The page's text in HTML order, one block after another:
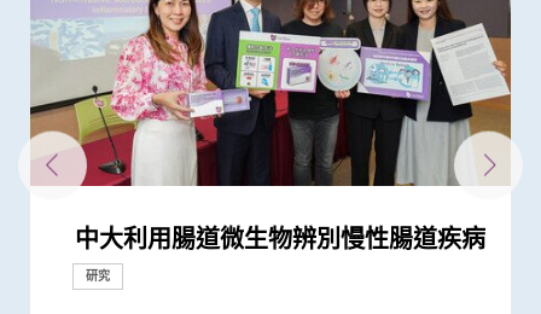
中大利用腸道微生物辨別慢性腸道疾病
研究
中大公布世界首個全球「炎症性腸病」
於本世紀發病率及流行率系統性回顧研
究 發現本港發病率於過去30年急升...
中大夥澳洲專家研究東半球炎症性腸病
獲近年最大研究資助金額 勢揭腸道微
生物群之謎
中大全球首項研究確認新大腸癌高風險
群組
中大研究「腸道微生物移植」治療難辨
梭菌感染 治癒率為傳統抗生素治療的3
倍
香港和澳門的炎症性腸病新增個案高踞
亞太區首三位 中大成立資料庫助市民
增加認知
中大醫學院腸胃科率領全球多國專家制
定臨床指引 以「非入侵性生物標誌
物」篩查大腸癌
四成港人腸道微生態失衡情況與新冠患
者類似 中大研發「微生態免疫力配
方」證有效促進新冠患者康復 有望提...
中大全球首證新冠患者腸道微生態現失
衡狀況 成功研發益生菌配方平衡腸道
微生態 有望增強免疫力
中大研究證實低劑量三環抗抑鬱藥有助
改善難治性胃功能失調
中大研究揭示全球大腸癌發病率有年輕
化趨勢
中大黃秀娟教授獲頒中國工程界最高榮
譽「光華工程科技獎」 成為今屆醫藥
衞生領域唯一香港學者
中大研究揭示嬰兒早期表觀遺傳改變及
腸道微生態 或影響日後腦部發展
中大醫學院推出「琢妍醫學人才培育計
劃」吸納百位頂尖女性人才 善用香港
制度優勢 打造國際女性醫學科研人...
中大首創透過調節腸道菌群 成功紓緩
兒童焦慮及感官過敏症狀
「賽馬會年輕糖尿支援計劃」為逾900
糖尿病年青患者提供連續血糖監測儀
數據顯示有效管控血糖 大幅降低嚴...
與牛津大學十年研究合作 中大開發首
個華人糖尿預後預測模型
中大醫學院長達近20年追蹤研究 揭示
妊娠糖尿及懷孕期血糖上升對孕婦及子
女的長期健康風險
中大研究發現2型糖尿病對香港生產力
及經濟造成重大損失 年輕群組影響尤
為嚴重
中大銀屑病關節炎研究重要突破 成功
修復受損關節骨頭 亦可保護關節結構
預防變形惡化
中大發現調整生活方式的介入治療方案
可減輕近七成愛滋病病毒感染者的代謝
性脂肪肝病情
中大研究揭示未來十年香港每千人將有
一人患上炎症性腸病 醫療負擔飆升至
每年逾四億港元 情況急需正視
中大與加拿大卡爾加里大學領導全球
「炎症性腸病」流行病學研究 建立炎
症性腸病四階段演變模型 預測各地區...
中大研究指出過度清潔消毒增加濕疹等
過敏症風險
中大醫學院開創兒童宏基因組組裝基因
組數據庫（MAGIC） 促進生命早期微
生物群研究
中大研究揭示患妊娠糖尿病孕婦腸道微
生態改變 影響嬰兒早期神經發育
中大利用腸道微生物開發精準工具診斷
自閉症有助及早評估自閉風險 另一先
導臨床研究顯示調節腸道微生態可緩...
中大威院成功以單一導管同時修補二尖
瓣及三尖瓣 治療嚴重心瓣倒流新突破
黃秀娟教授成為全國首位女性醫生科學
家獲選「新基石研究學者」其領導之新
基石科學實驗室將拆解飲食如何影響...
中大醫學院兩學者當選歐洲科學院外籍
院士 成2024年「醫學及獸醫科學」僅
有來自香港的學者
中大利用大數據成功開發機器學習模型
精準預測老年糖尿病患者未來一年罹患
嚴重低血糖的風險
中大醫學院黃秀娟教授成香港首位醫生
科學家獲選為新基石研究員
中大研究顯示類風濕關節炎患者日服5
毫克皮質類固醇 出現心血管疾病的風
險增一倍
新冠疫苗復必泰及科興引發之「T細胞
反應」可有效預防不同新冠病毒變異株
引起的嚴重疾病
中大發現小腸癌在全球及本港發病率明
顯上升 高收入地區發病率較高
中大發現新基因標記可預測糖尿病人患
冠心病風險 凸顯糖尿病精準治療的潛
力
中大研究證實新冠口服藥有效降低院舍
長者五成入院風險及防止病情惡化
中大醫學院大型臨床研究證實口服微膠
囊活菌配方SIM01有效紓緩新冠後遺症
中大醫學院進行亞洲最大型長新冠研究
推算生殖系統徵狀如性功能障礙困擾逾
40萬港人
裘槎醫學科學教授黃秀娟教授就職演
講： 「眾里尋『它』千百度」
中大新技術有效評估愛滋病病毒感染者
的心臟病風險
中大發現年輕糖尿病前期患者患糖尿病
的終生風險高達90% 心血管疾病風險增
近70%
中大「三歲定八十」跨學科研究 拆解
懷孕期腸道微生態如何降低嬰兒患炎症
性腸病風險
中大研究顯示持續服用RASi類藥物可以
降低 2型糖尿病晚期腎病患者出現心腎
併發症的風險
中大全球首證血糖波動不穩的肥胖型糖
尿病患者有較高患癌風險 並證實接受
一類常用降血壓藥物的糖尿病患者患...
中大醫學院獲醫管局支持開展香港首個
大型長新冠研究 協助政府策劃更全面
的長新冠醫療服務
港大及中大醫學院聯合研究發現已接種
疫苗人士 在感染新型冠狀病毒變異株
Omicron後能對不同的新冠病毒變異...
中大醫學院領導國際研究顯示 成人1 型
糖尿病的新症發病率較傳統預期高
中大與輔導教師協會最新調查顯示 本
港學生患「腸易激」情況令人關注 疫
情下壓力上升 籲留意腸胃問題或反映...
中大嶄新技術 以糞便細菌基因偵測大
腸癌及瘜肉復發 靈敏度逾九成
中大醫學院研究指幼兒成為新冠病毒
「隱形傳播者」的風險不容忽視 病毒
載量及帶活性病毒的比例偏高 持續帶...
中大醫學院研究指出優化腸道微生態有
望提升新冠疫苗安全及成效
中大揭腸道微生態失衡為「炎症性腸
病」致病關鍵 團隊獲近1,600萬港元資
助成立全球數據庫 致力遏止全球個案...
中大發現新冠患者的腸道內缺乏可調節
免疫力的益菌 八成新冠患者出現「長
新冠」症狀 腸道微生態失衡成關鍵
中大醫學院聯同全球糖尿病知名專家合
作四年 為《刺針》制定糖尿病多元綜
合策略
中大醫學院發現胰臟癌有全球上升及年
輕化趨勢 女性上升幅度較高
中大研究顯示糖尿病死亡率及併發症發
生率正下降 唯年輕糖尿病患者情況未
見改善
中大證新冠嬰孩患者糞便帶病毒 可成
隱形傳播者 成立新冠病毒檢測中心 致
力為嬰幼兒作糞便檢測
中大研究顯示新冠肺炎患者常見有肝臟
受損問題 建議監測患者肝功能 及早發
現病情惡化
中大醫學院與阿斯利康首度合作糖尿病
腎病研究 制訂全球應對糖尿病腎病新
策略
嬰兒腸道菌群影響一生 中大團隊研
「三歲定八十」之謎
中大醫學院兩名傑出學者 獲裘槎基金
會頒發「裘槎優秀醫學科研者獎2020」
患有多囊卵巢綜合症華人女性的糖尿病
風險是非患病人士的4倍
多元化預防衰老活動有助減低衰老狀況
逾8成「前期衰老」長者逆轉為「非衰
老」
中大為5,000港人免費驗腦 開展人口
基礎研究追蹤本港腦健康狀況
中大發現嚴重睡眠窒息症未經治療患者
手術後較易出現心血管問題 籲手術前
進行睡眠窒息症評估以減風險
中大成立「張金菱治療柏金遜綜合症研
究中心」 跨學科研嶄新方法 減慢柏金
遜病程
中大全球首個「快速眼動睡眠行為障
礙」家庭研究 揭柏金遜病家族遺傳傾
向高達6倍 追蹤初期症狀如便秘 可提...
中大研究發現每6位糖尿病患者有1位出
現腎功能急劇下降
中大研究警示懷孕婦女注意體重增幅
研究
中大研究證實銀屑病關節炎患者炎症綜
合指數持續達標 能降低罹患心血管疾
病風險
陳家亮教授成首位華人獲頒「美國腸胃
科醫學院國際領袖大獎」
中大成立亞洲首間「微生物移植及研究
中心」
中大為本港老化人口制訂標準化認知測
試 及早辨識認知障礙症患者
中大研究發現非酒精性脂肪肝誘發肝癌
的關鍵致癌基因
港韓瑞三地學者聯手研頂尖醫學科技
創新納米技術治療消化道及心血管疾病
中大研究揭乙肝康復者仍存罹患肝癌風
險
中大開展全球首個以「視網膜影像」篩
查華人阿茲海默症研究
中大研究發現心房顫動引致中風個案15
年間上升3倍 宜及早服用抗凝血藥預防
中風
中大研究證實家居診治睡眠窒息症成效
滿意 可處理半數公立醫院成人個案 大
幅縮減八成輪候時間
中大建議所有孕婦作口服葡萄糖耐量測
試 全港兩成孕婦患妊娠糖尿 研究發現
其子女糖尿病風險為同齡兒童3倍
香港中文大學與蘇黎世聯邦理工學院結
盟 共同研發創新醫學科技治腸胃病
中大研究揭示脂肪肝問題不是肥胖人士
獨有
中大公布全球首項「針對亞士匹靈引致
腸道出血」的新發現 停服亞士匹靈可
增加患嚴重心血管疾病及死亡風險逾...
中大教授成為全球首位華人獲頒「世界
中風組織主席中風貢獻獎」 全球首創
「脈磁激法」助中風患者復修腦部功...
中大研究發現每5名糖尿病患者中 1人
因脂肪肝引致嚴重肝纖維化或肝硬化
中大成立周佩芳認知障礙預防研究中心
設立一站式簡易網站提供認知障礙症資
訊
中大成立全球首個華人「早發性認知障
礙症」研究登記冊
中大港大率先應用3D打印技術於複雜
心臟手術
中大與全球30多國專家合作研究 發現
小中風新藥物療法
中大與多國中風專家領導一項全球研究
發現及早評估與治療「小中風」可降低
七成中風風險
中大就七種常見呼吸道病毒進行全港首
個流行病學分析 發現「呼吸道合胞病
毒」及「甲型流感」為兩大致命病毒
中大公布亞洲首項針對肥胖「睡眠窒息
症」患者生活模式研究 證實個人化輔
導療程有效減輕病情
中大篩查發現每三名社區長者就有一人
患腦小血管病 藉世界中風日呼籲及早
預防
中大率先引入「高頻信號檢測」技術以
確定腦部手術範圍 有效提升複雜性腦
癇症手術成效約三成
中大醫學院許樹昌教授於《刺針》發表
評論新沙士文章 強調醫院感染控制措
施對控制疫情極為重要
中大倡議新藥物治療標準逆轉腦血管硬
化
中大最新研究揭示本港每年逾十萬非酒
精性脂肪肝新症
中大研究指朋儕關顧 可減少受情緒困
擾之糖尿患者住院百分比
中大與養和醫院攜手研究 發現抑鬱症
患者出現睡眠行為障礙或是腦退化先兆
中大醫學院成功植入「脈衝產生器」醫
治胃酸倒流
中大提倡結合房顫篩查及藥物教育 助
長者減低中風風險
社區衰老狀況篩查 發現65歲或以上的
社區人口中 過半已踏入前期衰老
中大發現糖尿患者患抑鬱症風險為一般
人的兩倍 倡以一分鐘問卷及早評估糖
尿患者的精神健康狀況
頭頸放射治療增中風風險 中大證實
「頸動脈支架成型術」成效顯著
香港中文大學成立消化疾病研究國家重
點實驗室 提升消化道疾病診治水平
造福人類健康
中大與理大攜手在威院推行24小時遠程
中風溶栓治療服務
中大公布香港慢性腎病透析患者就業研
究並提倡中末期患者接受透析前的早期
教育計劃
中大公布小中風的最新藥物治療方法
研究
中大制訂肝癌風險評估指數 準確預測
乙肝病人的肝癌風險
中文大學與上海交通大學成功發現預測
中國人糖尿病的基因標記
中大率先採用三維心臟超聲波以識别高
風險二尖瓣脱垂患者
中大建議以舒緩性手法護理末期腦退化
症患者的吞嚥困難
中大研究發現攝取過量鹽份會導致高血
壓及增加中風機會
中大展開全港睡眠健康教育及改善計劃
建立健康睡眠及健康校園生活
中大及港大研究團隊攜手成功發現腦癇
新基因標記
中大率亞洲腎科專家倡議慢性腎病早期
診斷計劃
中大證實為頸血管狹窄進行支架成型治
療及 為心臟衰竭患者植入心臟肌肉收
縮調節器成效顯著
中大三名學者獲頒本年度裘槎基金會優
秀科研者獎
中大公佈本港嚴重人類豬型流感的最新
情況